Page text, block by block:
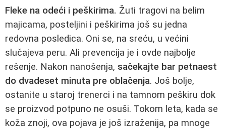
Fleke na odeći i peškirima. Žuti tragovi na belim
majicama, posteljini i peškirima još su jedna
redovna posledica. Oni se, na sreću, u većini
slučajeva peru. Ali prevencija je i ovde najbolje
rešenje. Nakon nanošenja, sačekajte bar petnaest
do dvadeset minuta pre oblačenja. Još bolje,
ostanite u staroj trenerci i na tamnom peškiru dok
se proizvod potpuno ne osuši. Tokom leta, kada se
koža znoji, ova pojava je još izraženija, pa mnoge